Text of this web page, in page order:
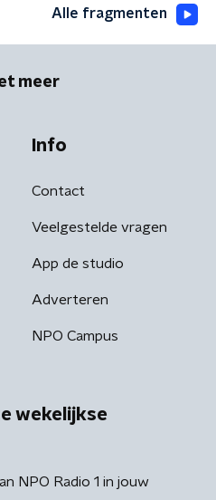
Alle fragmenten
meer
Info
Contact
Veelgestelde vragen
App de studio
Adverteren
NPO Campus
wekelijkse
NPO Radio 1 in jouw